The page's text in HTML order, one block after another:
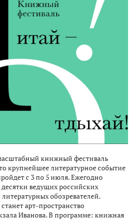
книжный фестиваль
крупнейшее литературное событие
с 3 по 5 июля. Ежегодно
ведущих российских
литературных обозревателей.
арт-пространство
Иванова. В программе: книжная